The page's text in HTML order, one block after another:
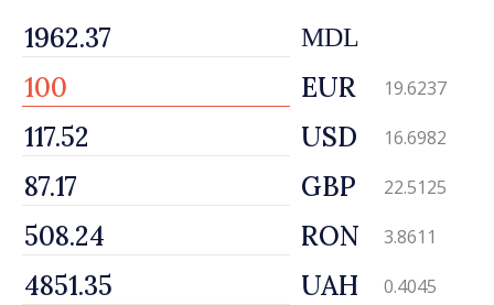
MDL
EUR 19.6237
USD 16.6982
GBP 22.5125
RON 3.8611
UAH 0.4045